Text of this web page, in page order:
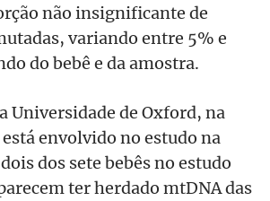
não insignificante de
variando entre 5% e
do bebê e da amostra.
Universidade de Oxford, na
envolvido no estudo na
dos sete bebês no estudo
ter herdado mtDNA das